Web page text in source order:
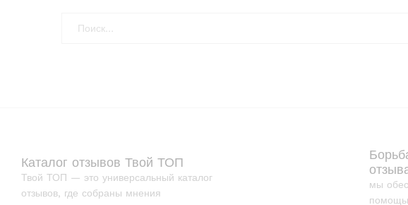
Каталог отзывов Твой ТОП
Твой ТОП — это универсальный каталог
отзывов, где собраны мнения
мы